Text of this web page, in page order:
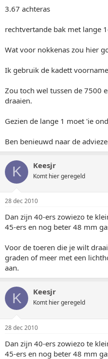
3.67 achteras
rechtvertande bak met lange
Wat voor nokkenas zou hier
Ik gebruik de kadett
Zou toch wel tussen de 7500
draaien.
Gezien de lange 1 moet 'ie
Ben benieuwd naar de
K Keesjr
Komt hier geregeld
28 dec 2010
Dan zijn 40-ers zowiezo te
45-ers en nog beter 48 mm
Voor de toeren die je wilt
graden of meer met een
aan.
K Keesjr
Komt hier geregeld
28 dec 2010
Dan zijn 40-ers zowiezo te
45-ers en nog beter 48 mm